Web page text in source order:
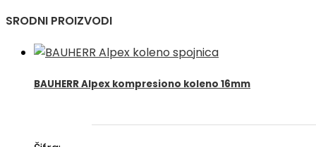
SRODNI PROIZVODI
BAUHERR Alpex kompresiono koleno 16mm